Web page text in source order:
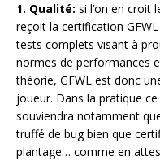
1. Qualité: si l’on en croit
reçoit la certification
tests complets visant à
normes de performances
théorie, GFWL est donc
joueur. Dans la pratique
souviendra notamment
truffé de bug bien que
plantage… comme en